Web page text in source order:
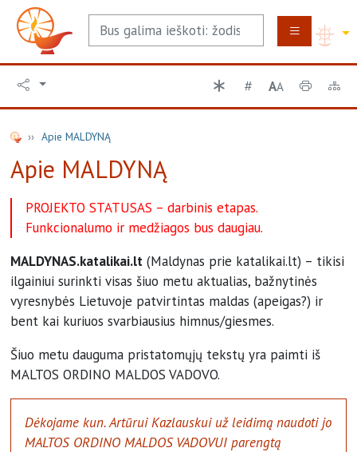
AA
Apie MALDYNĄ
Apie MALDYNĄ
PROJEKTO STATUSAS – darbinis etapas.
Funkcionalumo ir medžiagos bus daugiau.
MALDYNAS.katalikai.lt(Maldynas prie katalikai.lt) – tikisi
ilgainiui surinkti visas šiuo metu aktualias, bažnytinės
vyresnybės Lietuvoje patvirtintas maldas (apeigas?) ir
bent kai kuriuos svarbiausius himnus/giesmes.
Šiuo metu dauguma pristatomųjų tekstų yra paimti iš
MALTOS ORDINO MALDOS VADOVO.
Dėkojame kun. Artūrui Kazlauskui už leidimą naudoti jo
MALTOS ORDINO MALDOS VADOVUI parengtą